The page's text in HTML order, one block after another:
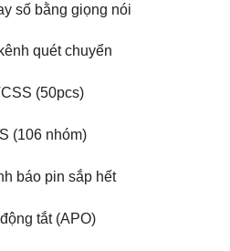
số bằng giọng nói
kênh quét chuyển
(50pcs)
(106 nhóm)
báo pin sắp hết
tắt (APO)